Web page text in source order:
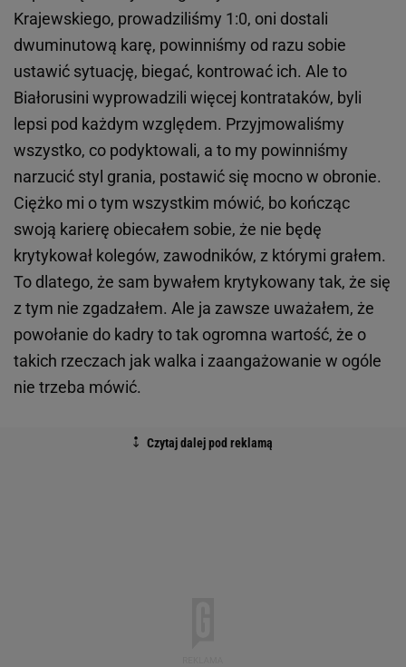
Krajewskiego, prowadziliśmy 1:0, oni dostali
dwuminutową karę, powinniśmy od razu sobie
ustawić sytuację, biegać, kontrować ich. Ale to
Białorusini wyprowadzili więcej kontrataków, byli
lepsi pod każdym względem. Przyjmowaliśmy
wszystko, co podyktowali, a to my powinniśmy
narzucić styl grania, postawić się mocno w obronie.
Ciężko mi o tym wszystkim mówić, bo kończąc
swoją karierę obiecałem sobie, że nie będę
krytykował kolegów, zawodników, z którymi grałem.
To dlatego, że sam bywałem krytykowany tak, że się
z tym nie zgadzałem. Ale ja zawsze uważałem, że
powołanie do kadry to tak ogromna wartość, że o
takich rzeczach jak walka i zaangażowanie w ogóle
nie trzeba mówić.